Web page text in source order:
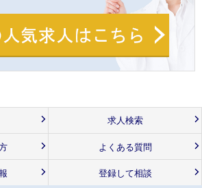
求人検索
よくある質問
登録して相談